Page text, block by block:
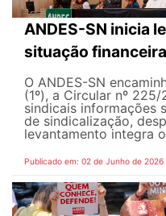
ANDES-SN inicia
situação
O ANDES-SN
(1º), a Circular nº
sindicais informações
de sindicalização,
levantamento integra
Publicado em: 02 de Junho de 2026